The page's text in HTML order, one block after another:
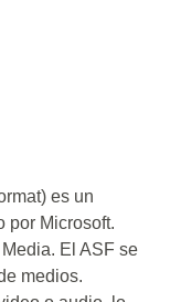
es un
por Microsoft.
El ASF se
medios.